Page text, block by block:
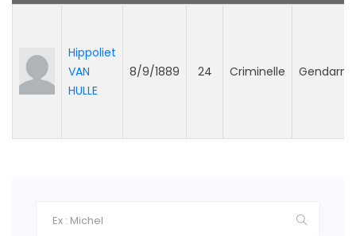
Hippoliet
VAN
HULLE
8/9/1889 24 Criminelle